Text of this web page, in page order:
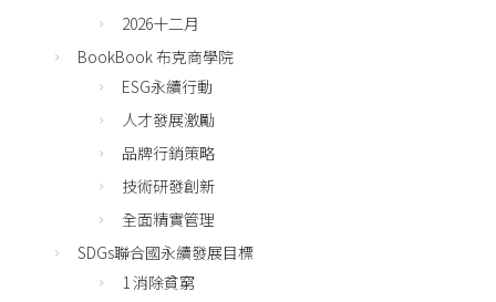
2026十二月
BookBook 布克商學院
ESG永續行動
人才發展激勵
品牌行銷策略
技術研發創新
全面精實管理
SDGs聯合國永續發展目標
1 消除貧窮